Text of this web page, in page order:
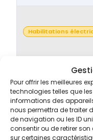
Pour offrir les meilleures
technologies telles que
informations des
nous permettra de traiter
de navigation ou les ID
consentir ou de retirer
sur certaines
Habilitations
Habilitations